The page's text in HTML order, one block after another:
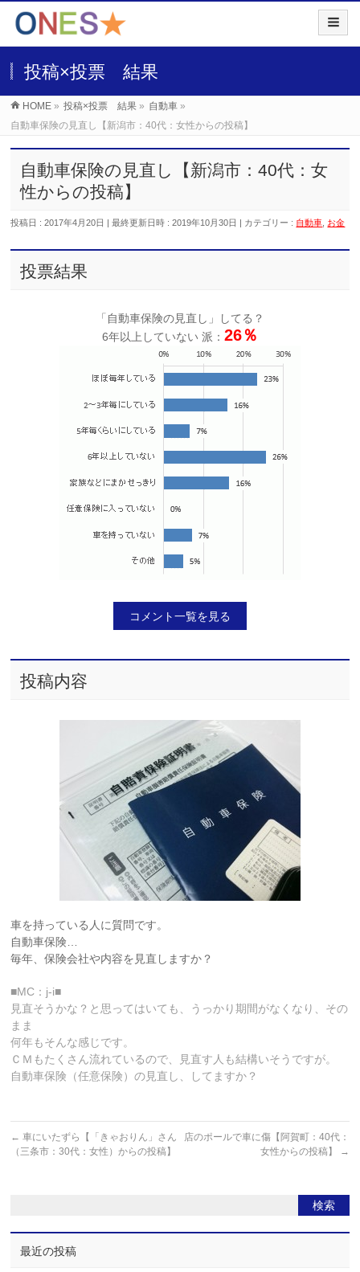
投稿×投票 結果
HOME » 投稿×投票 結果 » 自動車 »
自動車保険の見直し【新潟市：40代：女性からの投稿】
自動車保険の見直し【新潟市：40代：女
性からの投稿】
投稿日 : 2017年4月20日 最終更新日時 : 2019年10月30日 カテゴリー : 自動車 お金
投票結果
「自動車保険の見直し」してる？
6年以上していない 派： 26％
コメント一覧を見る
投稿内容
車を持っている人に質問です。
自動車保険…
毎年、保険会社や内容を見直しますか？
■MC：j-i■
見直そうかな？と思ってはいても、うっかり期間がなくなり、その
まま
何年もそんな感じです。
ＣＭもたくさん流れているので、見直す人も結構いそうですが。
自動車保険（任意保険）の見直し、してますか？
← 車にいたずら【「きゃおりん」さん
（三条市：30代：女性）からの投稿】
店のポールで車に傷【阿賀町：40代：
女性からの投稿】
→
最近の投稿